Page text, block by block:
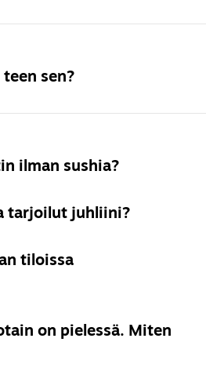
sen?
ilman sushia?
tarjoilut juhliini?
sopivan
tiloissa
on pielessä. Miten